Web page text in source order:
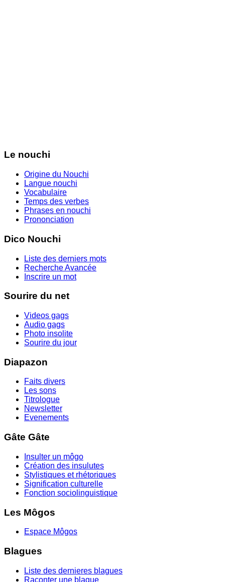
Le nouchi
Origine du Nouchi
Langue nouchi
Vocabulaire
Temps des verbes
Phrases en nouchi
Prononciation
Dico Nouchi
Liste des derniers mots
Recherche Avancée
Inscrire un mot
Sourire du net
Videos gags
Audio gags
Photo insolite
Sourire du jour
Diapazon
Faits divers
Les sons
Titrologue
Newsletter
Evenements
Gâte Gâte
Insulter un môgo
Création des insulutes
Stylistiques et rhétoriques
Signification culturelle
Fonction sociolinguistique
Les Môgos
Espace Môgos
Blagues
Liste des dernieres blagues
Raconter une blague